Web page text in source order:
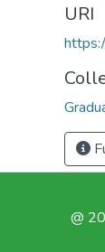
URI
@